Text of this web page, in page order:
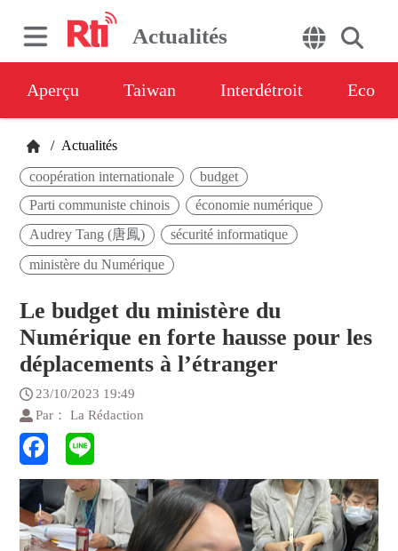
Actualités
Aperçu Taiwan Interdétroit Eco
/ Actualités
coopération internationale
budget
Parti communiste chinois
économie numérique
Audrey Tang (唐鳳)
sécurité informatique
ministère du Numérique
Le budget du ministère du
Numérique en forte hausse pour les
déplacements à l’étranger
23/10/2023 19:49
Par： La Rédaction